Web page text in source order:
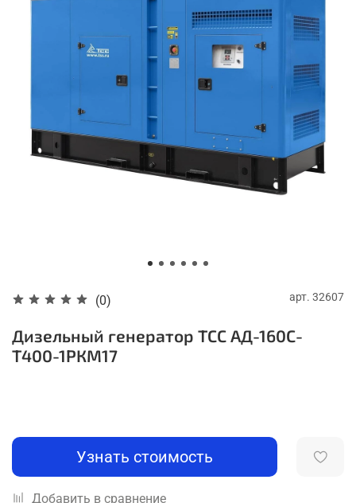
(0) арт. 32607
Дизельный генератор ТСС АД-160С-
Т400-1РКМ17
Узнать стоимость
Добавить в сравнение